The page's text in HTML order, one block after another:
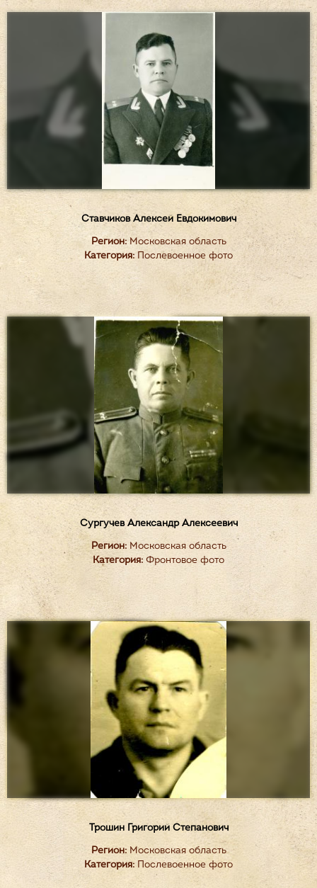
Ставчиков Алексей Евдокимович
Регион:Московская область
Категория:Послевоенное фото
Сургучев Александр Алексеевич
Регион:Московская область
Категория: Фронтовое фото
Трошин Григорий Степанович
Регион:Московская область
Категория: Послевоенное фото